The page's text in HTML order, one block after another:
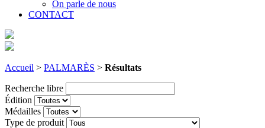
On parle de nous
CONTACT
Accueil > PALMARÈS > Résultats
Recherche libre
Édition
Médailles
Type de produit